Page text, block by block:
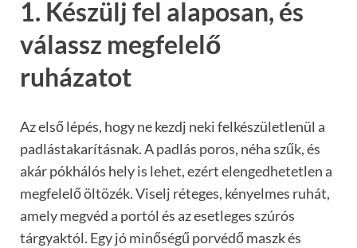
1. Készülj fel alaposan, és
válassz megfelelő
ruházatot
Az első lépés, hogy ne kezdj neki felkészületlenül a
padlástakarításnak. A padlás poros, néha szűk, és
akár pókhálós hely is lehet, ezért elengedhetetlen a
megfelelő öltözék. Viselj réteges, kényelmes ruhát,
amely megvéd a portól és az esetleges szúrós
tárgyaktól. Egy jó minőségű porvédő maszk és